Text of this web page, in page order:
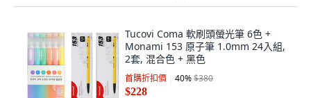
Tucovi Coma 軟刷頭螢光筆 6色 +
Monami 153 原子筆 1.0mm 24入組,
2套, 混合色 + 黑色
首購折扣價 40%$380
$228